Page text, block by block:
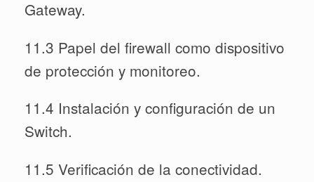
Gateway.
11.3 Papel del firewall como dispositivo
de protección y monitoreo.
11.4 Instalación y configuración de un
Switch.
11.5 Verificación de la conectividad.